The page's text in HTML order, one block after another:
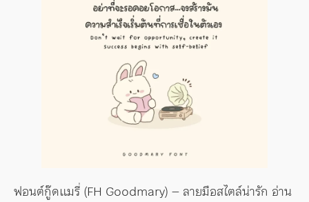
ฟอนต์กู๊ดแมรี่ (FH Goodmary) – ลายมือสไตล์น่ารัก อ่าน